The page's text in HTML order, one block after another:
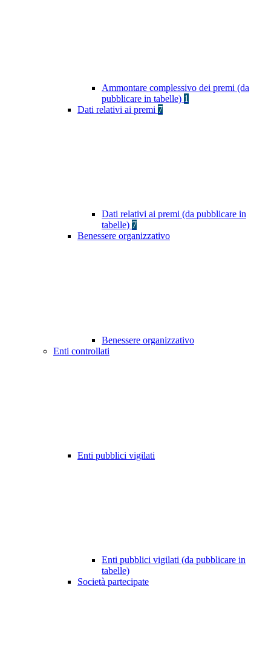
Ammontare complessivo dei premi (da
pubblicare in tabelle) 1
Dati relativi ai premi 7
Dati relativi ai premi (da pubblicare in
tabelle) 7
Benessere organizzativo
Benessere organizzativo
Enti controllati
Enti pubblici vigilati
Enti pubblici vigilati (da pubblicare in
tabelle)
Società partecipate